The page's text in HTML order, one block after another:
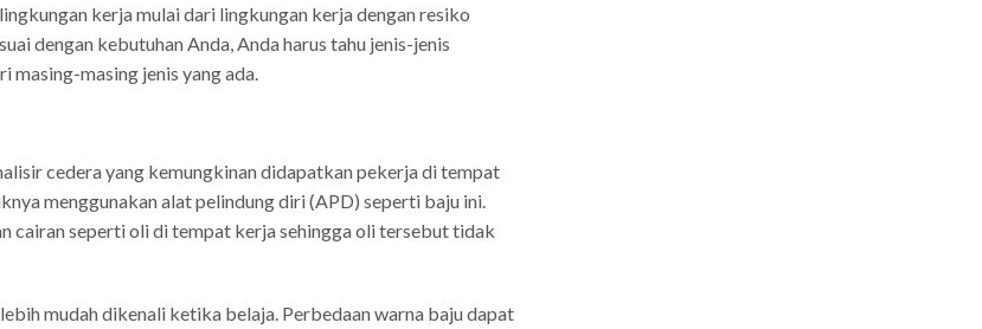
kerja mulai dari lingkungan kerja dengan resiko
dengan kebutuhan Anda, Anda harus tahu jenis-jenis
masing-masing jenis yang ada.
cedera yang kemungkinan didapatkan pekerja di tempat
menggunakan alat pelindung diri (APD) seperti baju ini.
cairan seperti oli di tempat kerja sehingga oli tersebut tidak
mudah dikenali ketika belaja. Perbedaan warna baju dapat